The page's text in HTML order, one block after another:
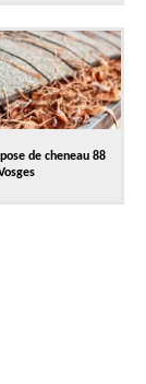
de cheneau 88